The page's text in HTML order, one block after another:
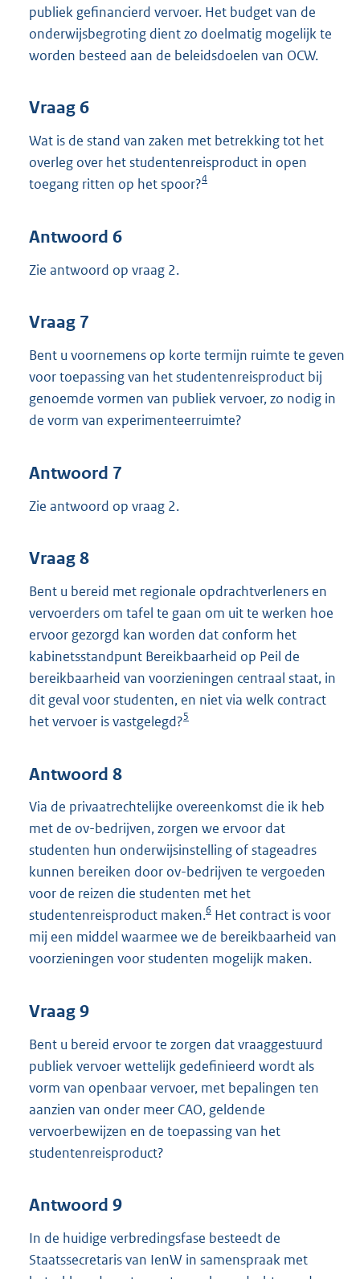
publiek gefinancierd vervoer. Het budget van de
onderwijsbegroting dient zo doelmatig mogelijk te
worden besteed aan de beleidsdoelen van OCW.
Vraag 6
Wat is de stand van zaken met betrekking tot het
overleg over het studentenreisproduct in open
toegang ritten op het spoor?4
Antwoord 6
Zie antwoord op vraag 2.
Vraag 7
Bent u voornemens op korte termijn ruimte te geven
voor toepassing van het studentenreisproduct bij
genoemde vormen van publiek vervoer, zo nodig in
de vorm van experimenteerruimte?
Antwoord 7
Zie antwoord op vraag 2.
Vraag 8
Bent u bereid met regionale opdrachtverleners en
vervoerders om tafel te gaan om uit te werken hoe
ervoor gezorgd kan worden dat conform het
kabinetsstandpunt Bereikbaarheid op Peil de
bereikbaarheid van voorzieningen centraal staat, in
dit geval voor studenten, en niet via welk contract
het vervoer is vastgelegd?5
Antwoord 8
Via de privaatrechtelijke overeenkomst die ik heb
met de ov-bedrijven, zorgen we ervoor dat
studenten hun onderwijsinstelling of stageadres
kunnen bereiken door ov-bedrijven te vergoeden
voor de reizen die studenten met het
studentenreisproduct maken.6 Het contract is voor
mij een middel waarmee we de bereikbaarheid van
voorzieningen voor studenten mogelijk maken.
Vraag 9
Bent u bereid ervoor te zorgen dat vraaggestuurd
publiek vervoer wettelijk gedefinieerd wordt als
vorm van openbaar vervoer, met bepalingen ten
aanzien van onder meer CAO, geldende
vervoerbewijzen en de toepassing van het
studentenreisproduct?
Antwoord 9
In de huidige verbredingsfase besteedt de
Staatssecretaris van IenW in samenspraak met